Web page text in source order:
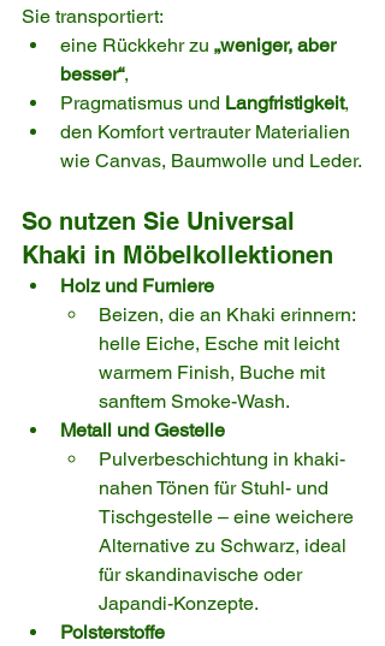
Sie transportiert:
eine Rückkehr zu „weniger, aber
besser“,
Pragmatismus und Langfristigkeit,
den Komfort vertrauter Materialien
wie Canvas, Baumwolle und Leder.
So nutzen Sie Universal
Khaki in Möbelkollektionen
Holz und Furniere
Beizen, die an Khaki erinnern:
helle Eiche, Esche mit leicht
warmem Finish, Buche mit
sanftem Smoke-Wash.
Metall und Gestelle
Pulverbeschichtung in khaki-
nahen Tönen für Stuhl- und
Tischgestelle – eine weichere
Alternative zu Schwarz, ideal
für skandinavische oder
Japandi-Konzepte.
Polsterstoffe